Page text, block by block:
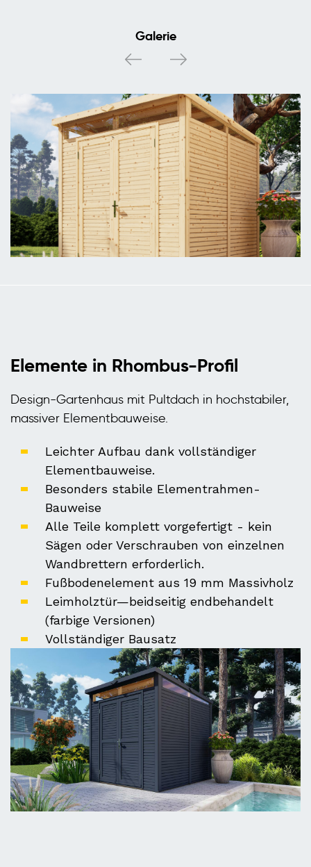
Galerie
Elemente in Rhombus-Profil
Design-Gartenhaus mit Pultdach in hochstabiler,
massiver Elementbauweise.
Leichter Aufbau dank vollständiger
Elementbauweise.
Besonders stabile Elementrahmen-
Bauweise
Alle Teile komplett vorgefertigt - kein
Sägen oder Verschrauben von einzelnen
Wandbrettern erforderlich.
Fußbodenelement aus 19 mm Massivholz
Leimholztür—beidseitig endbehandelt
(farbige Versionen)
Vollständiger Bausatz